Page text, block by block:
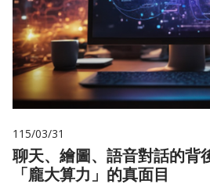
115/03/31
聊天、繪圖、語音對話的背
「龐大算力」的真面目